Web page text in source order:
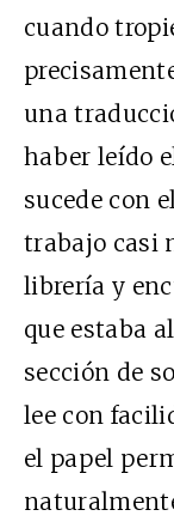
cuando
una
haber leído
sucede con
trabajo casi
librería y
que estaba
sección de
lee con
el papel